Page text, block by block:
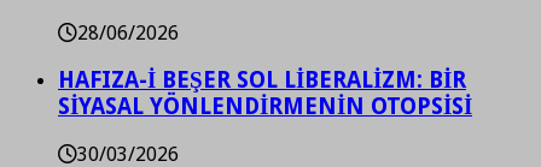
28/06/2026
HAFIZA-İ BEŞER SOL LİBERALİZM: BİR
SİYASAL YÖNLENDİRMENİN OTOPSİSİ
30/03/2026